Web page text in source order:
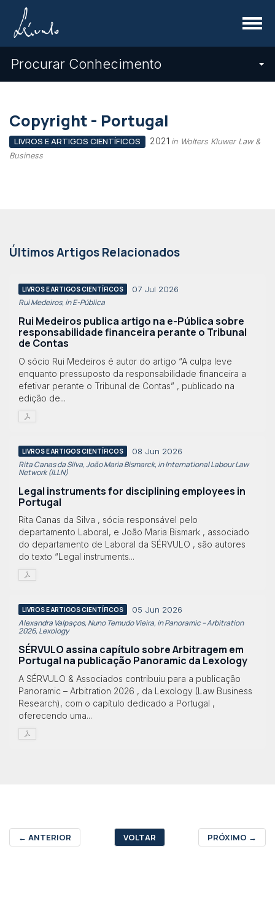
Menu
Procurar Conhecimento
Copyright - Portugal
LIVROS E ARTIGOS CIENTÍFICOS 2021 in Wolters Kluwer Law &
Business
Últimos Artigos Relacionados
LIVROS E ARTIGOS CIENTÍFICOS 07 Jul 2026
Rui Medeiros, in E-Pública
Rui Medeiros publica artigo na e-Pública sobre
responsabilidade financeira perante o Tribunal
de Contas
O sócio Rui Medeiros é autor do artigo “A culpa leve
enquanto pressuposto da responsabilidade financeira a
efetivar perante o Tribunal de Contas” , publicado na
edição de...
LIVROS E ARTIGOS CIENTÍFICOS 08 Jun 2026
Rita Canas da Silva, João Maria Bismarck, in International Labour Law
Network (ILLN)
Legal instruments for disciplining employees in
Portugal
Rita Canas da Silva , sócia responsável pelo
departamento Laboral, e João Maria Bismark , associado
do departamento de Laboral da SÉRVULO , são autores
do texto “Legal instruments...
LIVROS E ARTIGOS CIENTÍFICOS 05 Jun 2026
Alexandra Valpaços, Nuno Temudo Vieira, in Panoramic – Arbitration
2026, Lexology
SÉRVULO assina capítulo sobre Arbitragem em
Portugal na publicação Panoramic da Lexology
A SÉRVULO & Associados contribuiu para a publicação
Panoramic – Arbitration 2026 , da Lexology (Law Business
Research), com o capítulo dedicado a Portugal ,
oferecendo uma...
← ANTERIOR VOLTAR PRÓXIMO →